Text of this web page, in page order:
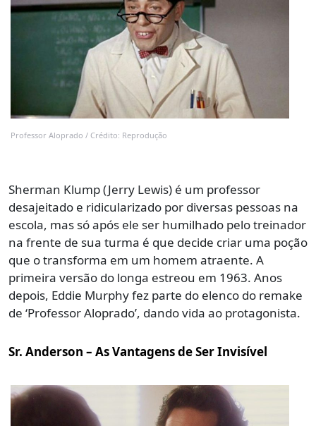
Professor Aloprado / Crédito: Reprodução
Sherman Klump (Jerry Lewis) é um professor
desajeitado e ridicularizado por diversas pessoas na
escola, mas só após ele ser humilhado pelo treinador
na frente de sua turma é que decide criar uma poção
que o transforma em um homem atraente. A
primeira versão do longa estreou em 1963. Anos
depois, Eddie Murphy fez parte do elenco do remake
de ‘Professor Aloprado’, dando vida ao protagonista.
Sr. Anderson – As Vantagens de Ser Invisível